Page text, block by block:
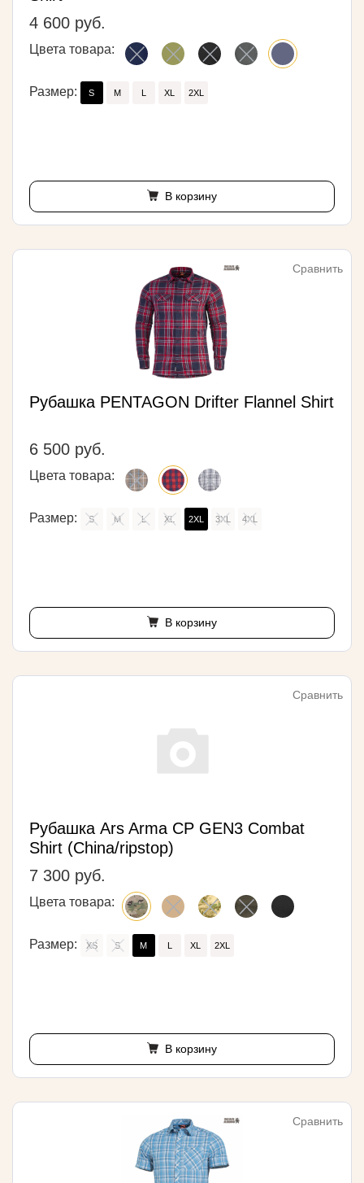
4 600 руб.
Цвета товара:
Размер: S M L XL 2XL
В корзину
Сравнить
Рубашка PENTAGON Drifter Flannel Shirt
6 500 руб.
Цвета товара:
Размер: S M L XL 2XL 3XL 4XL
В корзину
Сравнить
Рубашка Ars Arma CP GEN3 Combat
Shirt (China/ripstop)
7 300 руб.
Цвета товара:
Размер: XS S M L XL 2XL
В корзину
Сравнить